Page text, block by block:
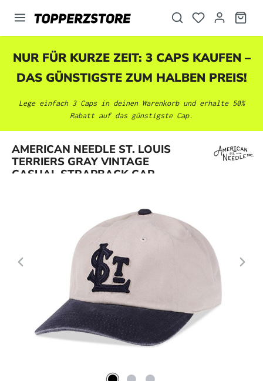
springen
NUR FÜR KURZE ZEIT: 3 CAPS KAUFEN –
DAS GÜNSTIGSTE ZUM HALBEN PREIS!
Lege einfach 3 Caps in deinen Warenkorb und erhalte 50%
Rabatt auf das günstigste Cap.
AMERICAN NEEDLE ST. LOUIS
TERRIERS GRAY VINTAGE
CASUAL STRAPBACK CAP
Bildergalerie überspringen